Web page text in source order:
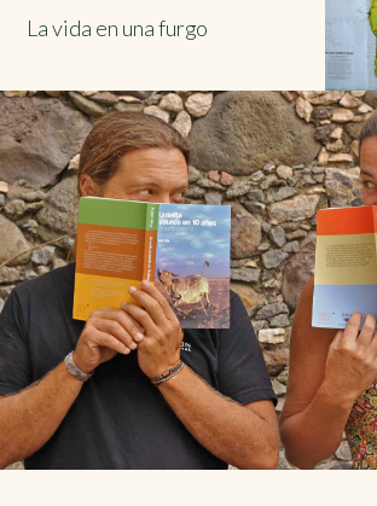
La vida en una furgo